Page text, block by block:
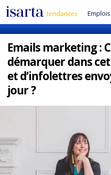
Emplois
Emails marketing :
démarquer dans
et d’infolettres
jour ?